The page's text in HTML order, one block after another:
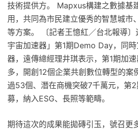
技術提供方。 Mapxus構建之數據基
用，共同為市民建立優秀的智慧城市
等方案。 〔記者王憶紅／台北報導
宇宙加速器」第1期Demo Day，同
器，遠傳總經理井琪表示，第1期加
多，開創12個企業共創數位轉型的案
過53個、潛在商機突破7千萬元，第
募，納入ESG、長照等範疇。
期待這次的成果能拋磚引玉，號召更